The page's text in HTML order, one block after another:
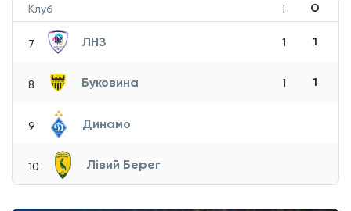
Клуб І О
7 ЛНЗ 1 1
8 Буковина 1 1
9 Динамо
10 Лівий Берег